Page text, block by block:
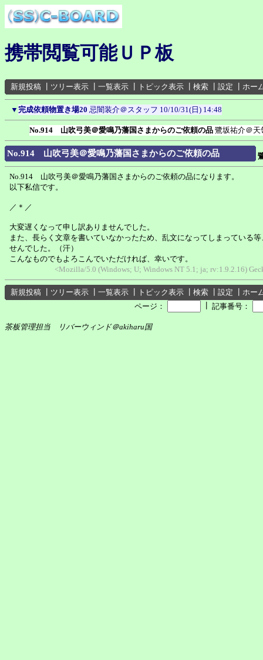
携帯閲覧可能ＵＰ板
新規投稿 ツリー表示 一覧表示 トピック表示 検索 設定 ホー
▼ 完成依頼物置き場20 忌闇装介＠スタッフ 10/10/31(日) 14:48
No.914 山吹弓美＠愛鳴乃藩国さまからのご依頼の品 鷺坂祐介＠天
No.914 山吹弓美＠愛鳴乃藩国さまからのご依頼の品
No.914 山吹弓美＠愛鳴乃藩国さまからのご依頼の品になります。
以下私信です。
／＊／
大変遅くなって申し訳ありませんでした。
また、長らく文章を書いていなかったため、乱文になってしまっている
せんでした。（汗）
こんなものでもよろこんでいただければ、幸いです。
<Mozilla/5.0 (Windows; U; Windows NT 5.1; ja; rv:1.9.2.16)
新規投稿 ツリー表示 一覧表示 トピック表示 検索 設定
ホー
ページ：
記事番号：
茶板管理担当 リバーウィンド＠akiharu国